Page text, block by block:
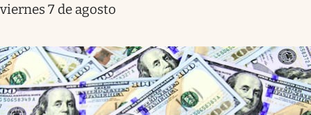
viernes 7 de agosto